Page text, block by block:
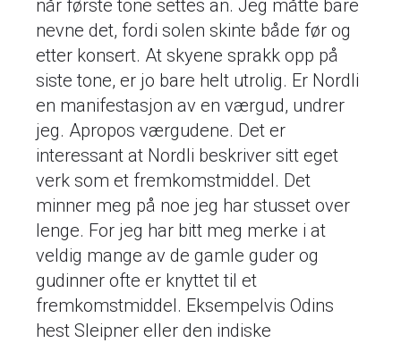
når første tone settes an. Jeg måtte bare
nevne det, fordi solen skinte både før og
etter konsert. At skyene sprakk opp på
siste tone, er jo bare helt utrolig. Er Nordli
en manifestasjon av en værgud, undrer
jeg. Apropos værgudene. Det er
interessant at Nordli beskriver sitt eget
verk som et fremkomstmiddel. Det
minner meg på noe jeg har stusset over
lenge. For jeg har bitt meg merke i at
veldig mange av de gamle guder og
gudinner ofte er knyttet til et
fremkomstmiddel. Eksempelvis Odins
hest Sleipner eller den indiske